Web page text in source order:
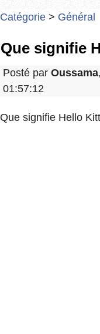
Catégorie > Général
Que signifie
Posté par Oussama
01:57:12
Que signifie Hello